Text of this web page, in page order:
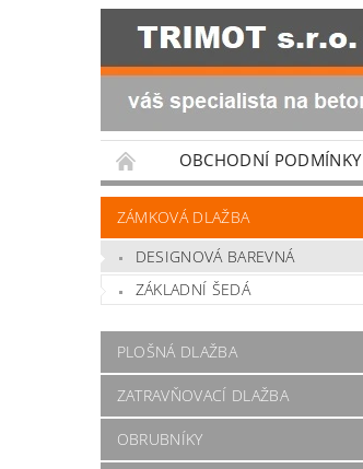
OBCHODNÍ PODMÍNKY
ZÁMKOVÁ DLAŽBA
DESIGNOVÁ BAREVNÁ
ZÁKLADNÍ ŠEDÁ
PLOŠNÁ DLAŽBA
ZATRAVŇOVACÍ DLAŽBA
OBRUBNÍKY